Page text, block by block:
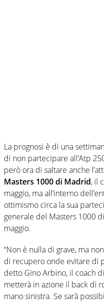
La prognosi è di una
di non partecipare all’Atp
però ora di saltare anche
Masters 1000 di Madrid, il
maggio, ma all’interno
ottimismo circa la sua
generale del Masters 1000
maggio.
“Non è nulla di grave, ma
di recupero onde evitare di
detto Gino Arbino, il coach
metterà in azione il back di
mano sinistra. Se sarà